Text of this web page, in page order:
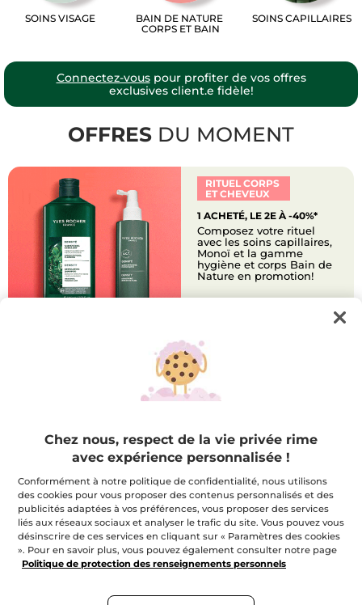
SOINS VISAGE
BAIN DE NATURE
CORPS ET BAIN
SOINS CAPILLAIRES
Connectez-vouspour profiter de vos offres
exclusives client.e fidèle!
OFFRES DU MOMENT
RITUEL CORPS
ET CHEVEUX
1 ACHETÉ, LE 2E À -40%*
Composez votre rituel
avec les soins capillaires,
Monoï et la gamme
hygiène et corps Bain de
Nature en promotion!
illumine et affine le grain de
commande.
DÉCOUVREZ
DE L'ÉTÉ
AU BUREAU
BUREAU
Chez nous, respect de la vie privée rime
avec expérience personnalisée !
Conformément à notre politique de confidentialité, nous utilisons
des cookies pour vous proposer des contenus personnalisés et des
publicités adaptées à vos préférences, vous proposer des services
liés aux réseaux sociaux et analyser le trafic du site. Vous pouvez vous
désinscrire de ces services en cliquant sur « Paramètres des cookies
». Pour en savoir plus, vous pouvez également consulter notre page
Politique de protection des renseignements personnels